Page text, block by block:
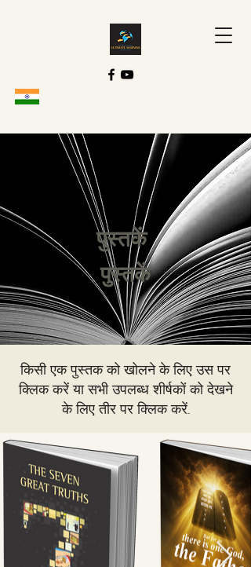
पुस्तकें
पुस्तकें
किसी एक पुस्तक को खोलने के लिए उस पर
क्लिक करें या सभी उपलब्ध शीर्षकों को देखने
के लिए तीर पर क्लिक करें...